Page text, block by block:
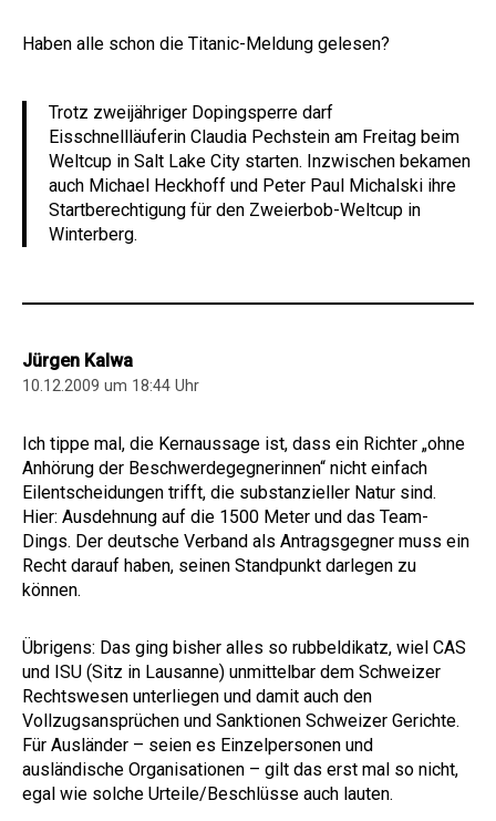
Haben alle schon die Titanic-Meldung gelesen?
Trotz zweijähriger Dopingsperre darf
Eisschnellläuferin Claudia Pechstein am Freitag beim
Weltcup in Salt Lake City starten. Inzwischen bekamen
auch Michael Heckhoff und Peter Paul Michalski ihre
Startberechtigung für den Zweierbob-Weltcup in
Winterberg.
Jürgen Kalwa
10.12.2009 um 18:44 Uhr
Ich tippe mal, die Kernaussage ist, dass ein Richter „ohne
Anhörung der Beschwerdegegnerinnen“ nicht einfach
Eilentscheidungen trifft, die substanzieller Natur sind.
Hier: Ausdehnung auf die 1500 Meter und das Team-
Dings. Der deutsche Verband als Antragsgegner muss ein
Recht darauf haben, seinen Standpunkt darlegen zu
können.
Übrigens: Das ging bisher alles so rubbeldikatz, wiel CAS
und ISU (Sitz in Lausanne) unmittelbar dem Schweizer
Rechtswesen unterliegen und damit auch den
Vollzugsansprüchen und Sanktionen Schweizer Gerichte.
Für Ausländer – seien es Einzelpersonen und
ausländische Organisationen – gilt das erst mal so nicht,
egal wie solche Urteile/Beschlüsse auch lauten.